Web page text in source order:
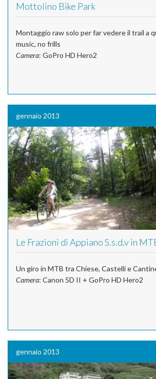
Mottolino Bike Park
Montaggio raw solo per far vedere il trail a
music, no frills
Camera: GoPro HD Hero2
gennaio 2013
Le Frazioni di Appiano S.s.d.v in
Un giro in MTB tra Chiese, Castelli e
Camera: Canon 5D II + GoPro HD Hero2
gennaio 2013